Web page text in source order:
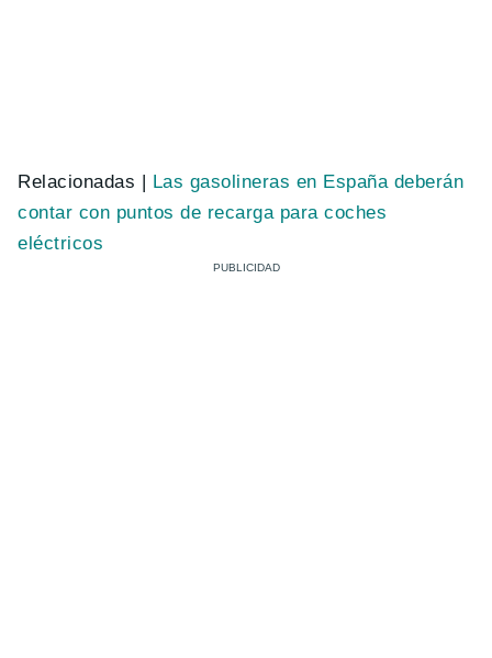
Relacionadas | Las gasolineras en España deberán
contar con puntos de recarga para coches
eléctricos